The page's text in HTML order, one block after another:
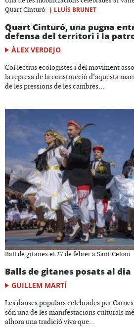
Quart Cinturó
| LLUÍS BRUNET
Quart Cinturó, una pugna
defensa del territori i la
ÀLEX VERDEJO
Col·lectius ecologistes i del moviment
la represa de la construcció d’aquesta
de les pressions de les cambres...
Ball de gitanes el 27 de febrer a Sant Celoni
Balls de gitanes posats al dia
GUILLEM MARTÍ
Les danses populars celebrades per
són una de les manifestacions culturals
alhora una tradició viva que...